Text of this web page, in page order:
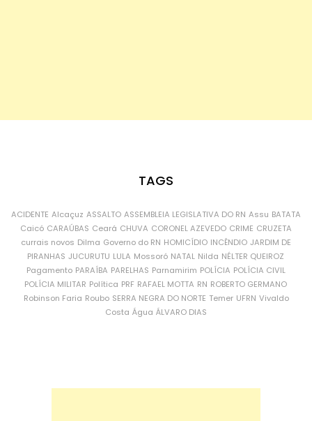
TAGS
ACIDENTE Alcaçuz ASSALTO ASSEMBLEIA LEGISLATIVA DO RN Assu BATATA
Caicó CARAÚBAS Ceará CHUVA CORONEL AZEVEDO CRIME CRUZETA
currais novos Dilma Governo do RN HOMICÍDIO INCÊNDIO JARDIM DE
PIRANHAS JUCURUTU LULA Mossoró NATAL Nilda NÉLTER QUEIROZ
Pagamento PARAÍBA PARELHAS Parnamirim POLÍCIA POLÍCIA CIVIL
POLÍCIA MILITAR Política PRF RAFAEL MOTTA RN ROBERTO GERMANO
Robinson Faria Roubo SERRA NEGRA DO NORTE Temer UFRN Vivaldo
Costa Água ÁLVARO DIAS